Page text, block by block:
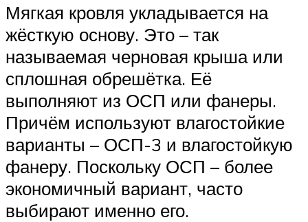
Мягкая кровля укладывается на
жёсткую основу. Это – так
называемая черновая крыша или
сплошная обрешётка. Её
выполняют из ОСП или фанеры.
Причём используют влагостойкие
варианты – ОСП-3 и влагостойкую
фанеру. Поскольку ОСП – более
экономичный вариант, часто
выбирают именно его.